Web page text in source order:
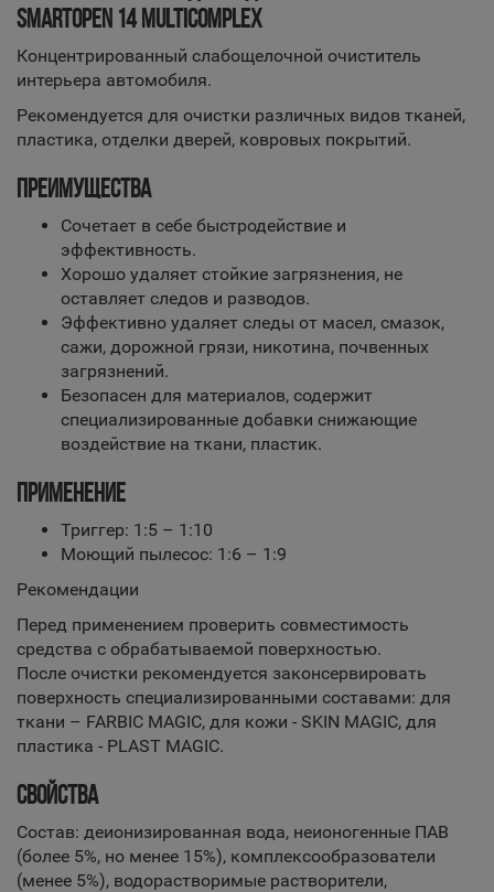
SMARTOPEN 14 MULTICOMPLEX
Концентрированный слабощелочной очиститель
интерьера автомобиля.
Рекомендуется для очистки различных видов тканей,
пластика, отделки дверей, ковровых покрытий.
ПРЕИМУЩЕСТВА
Сочетает в себе быстродействие и
эффективность.
Хорошо удаляет стойкие загрязнения, не
оставляет следов и разводов.
Эффективно удаляет следы от масел, смазок,
сажи, дорожной грязи, никотина, почвенных
загрязнений.
Безопасен для материалов, содержит
специализированные добавки снижающие
воздействие на ткани, пластик.
ПРИМЕНЕНИЕ
Триггер: 1:5 – 1:10
Моющий пылесос: 1:6 – 1:9
Рекомендации
Перед применением проверить совместимость
средства с обрабатываемой поверхностью.
После очистки рекомендуется законсервировать
поверхность специализированными составами: для
ткани – FARBIC MAGIC, для кожи - SKIN MAGIC, для
пластика - PLAST MAGIC.
СВОЙСТВА
Состав: деионизированная вода, неионогенные ПАВ
(более 5%, но менее 15%), комплексообразователи
(менее 5%), водорастворимые растворители,